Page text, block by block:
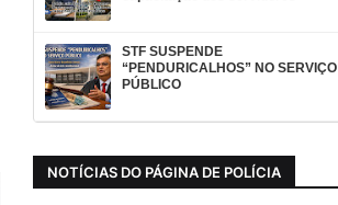
STF SUSPENDE
“PENDURICALHOS” NO SERVIÇO
PÚBLICO
NOTÍCIAS DO PÁGINA DE POLÍCIA